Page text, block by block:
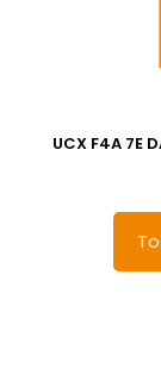
UCX F4A 7E